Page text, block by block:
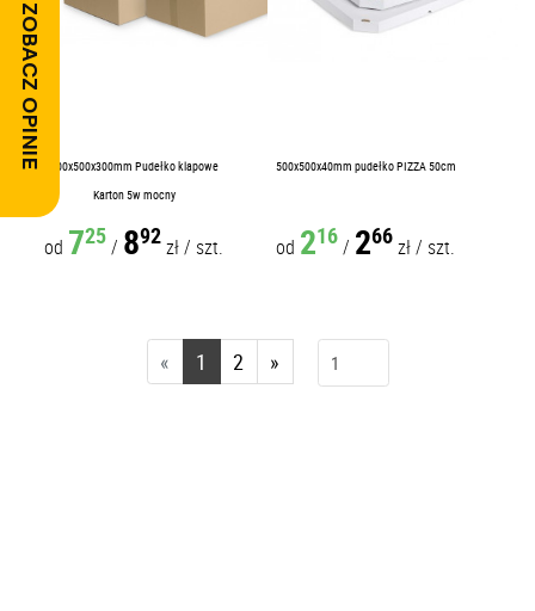
500x500x300mm Pudełko klapowe
Karton 5w mocny
od 725/ 892zł/ szt.
500x500x40mm pudełko PIZZA 50cm
od 216/ 266zł/ szt.
« 1 2 »
ZOBACZ OPINIE